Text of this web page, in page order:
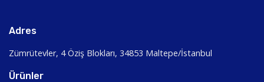
Adres
Zümrütevler, 4 Öziş Blokları, 34853 Maltepe/İstanbul
Ürünler